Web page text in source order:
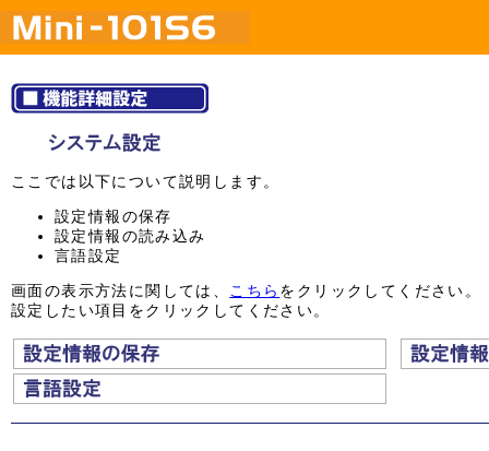
ここでは以下について説明します。
設定情報の保存
設定情報の読み込み
言語設定
画面の表示方法に関しては、 こちら をクリックしてください。
設定したい項目をクリックしてください。